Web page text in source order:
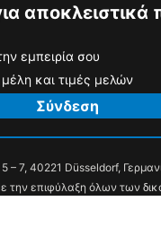
αποκλειστικά
εμπειρία σου
και τιμές μελών
Σύνδεση
– 7, 40221 Düsseldorf,
την επιφύλαξη όλων των